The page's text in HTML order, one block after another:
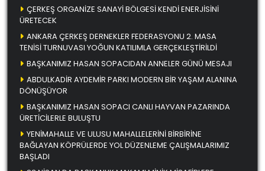
ÇERKEŞ ORGANİZE SANAYİ BÖLGESİ KENDİ ENERJİSİNİ
ÜRETECEK
ANKARA ÇERKEŞ DERNEKLER FEDERASYONU 2. MASA
TENİSİ TURNUVASI YOĞUN KATILIMLA GERÇEKLEŞTİRİLDİ
BAŞKANIMIZ HASAN SOPACIDAN ANNELER GÜNÜ MESAJI
ABDULKADİR AYDEMİR PARKI MODERN BİR YAŞAM ALANINA
DÖNÜŞÜYOR
BAŞKANIMIZ HASAN SOPACI CANLI HAYVAN PAZARINDA
ÜRETİCİLERLE BULUŞTU
YENİMAHALLE VE ULUSU MAHALLELERİNİ BİRBİRİNE
BAĞLAYAN KÖPRÜLERDE YOL DÜZENLEME ÇALIŞMALARIMIZ
BAŞLADI